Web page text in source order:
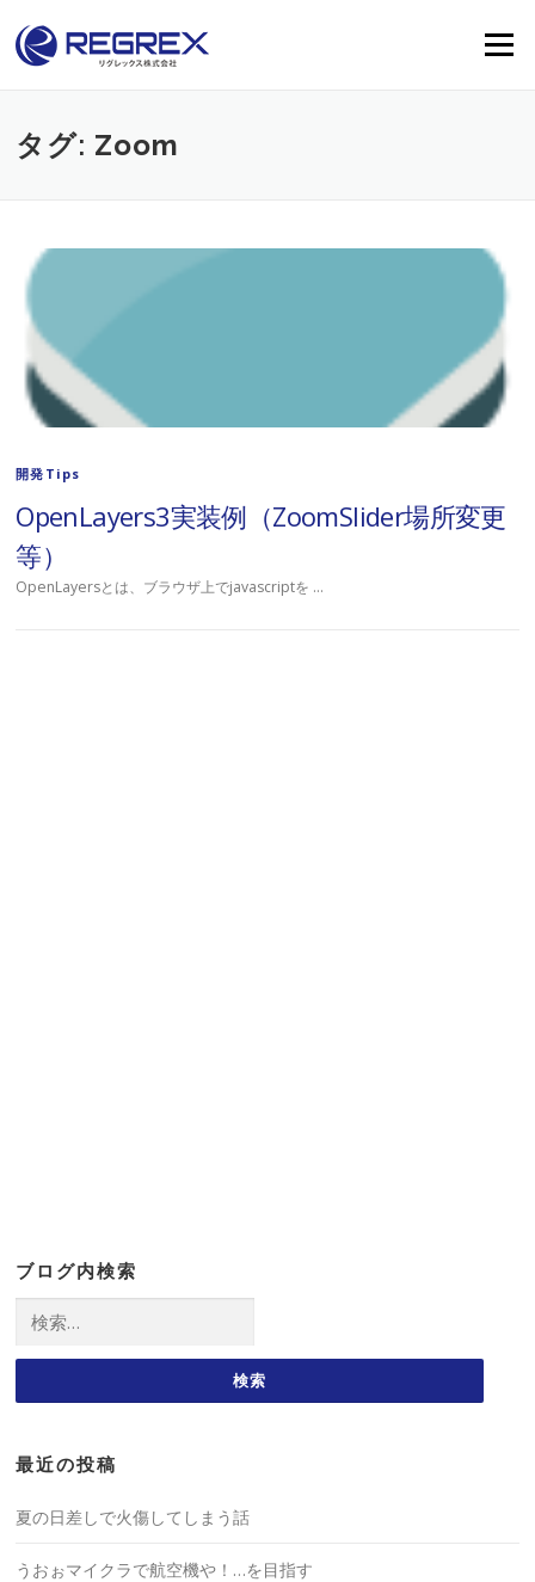
content
Menu
タグ: Zoom
開発Tips
OpenLayers3実装例（ZoomSlider場所変更
等）
OpenLayersとは、ブラウザ上でjavascriptを …
ブログ内検索
索:
最近の投稿
夏の日差しで火傷してしまう話
うおぉマイクラで航空機や！…を目指す